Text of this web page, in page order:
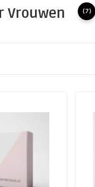
Vrouwen (7)